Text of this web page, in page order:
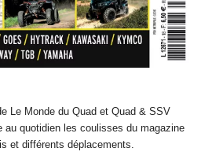
Le Monde du Quad et Quad & SSV
au quotidien les coulisses du magazine
et différents déplacements.